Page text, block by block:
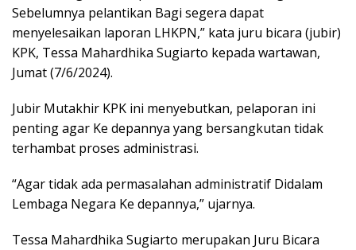
Sebelumnya pelantikan Bagi segera dapat
menyelesaikan laporan LHKPN,” kata juru bicara (jubir)
KPK, Tessa Mahardhika Sugiarto kepada wartawan,
Jumat (7/6/2024).
Jubir Mutakhir KPK ini menyebutkan, pelaporan ini
penting agar Ke depannya yang bersangkutan tidak
terhambat proses administrasi.
“Agar tidak ada permasalahan administratif Didalam
Lembaga Negara Ke depannya,” ujarnya.
Tessa Mahardhika Sugiarto merupakan Juru Bicara